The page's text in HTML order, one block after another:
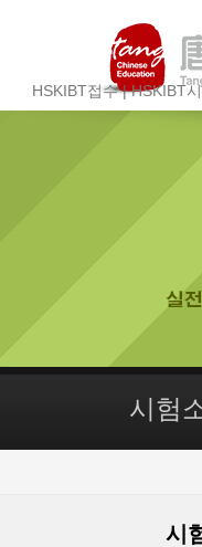
HSKIBT접수|HSKIBT
시험
시